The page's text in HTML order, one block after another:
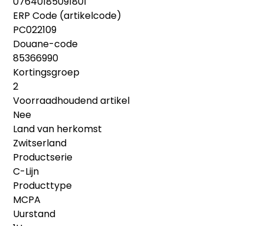
ERP Code (artikelcode)
PC022109
Douane-code
85366990
Kortingsgroep
2
Voorraadhoudend artikel
Nee
Land van herkomst
Zwitserland
Productserie
C-Lijn
Producttype
MCPA
Uurstand